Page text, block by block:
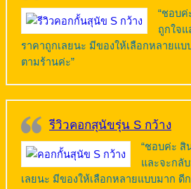
“ชอบค่
ถูกใจ
ราคาถูกเลยนะ มีของให้เลือกหลายแบ
ตามร้านค่ะ”
รีวิวคอกสุนัขรุ่น S กว้าง
“ชอบค่ะ สิ
และจะกลั
เลยนะ มีของให้เลือกหลายแบบมาก ดี